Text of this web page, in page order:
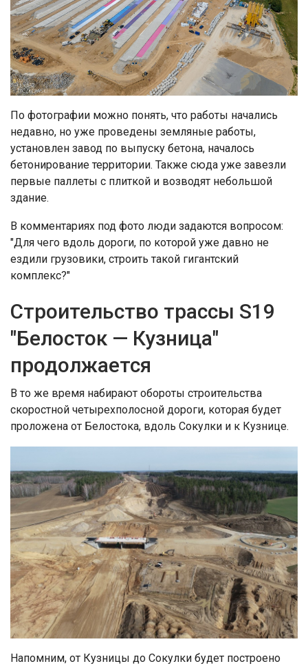
По фотографии можно понять, что работы начались
недавно, но уже проведены земляные работы,
установлен завод по выпуску бетона, началось
бетонирование территории. Также сюда уже завезли
первые паллеты с плиткой и возводят небольшой
здание.
В комментариях под фото люди задаются вопросом:
"Для чего вдоль дороги, по которой уже давно не
ездили грузовики, строить такой гигантский
комплекс?"
Строительство трассы S19
"Белосток — Кузница"
продолжается
В то же время набирают обороты строительства
скоростной четырехполосной дороги, которая будет
проложена от Белостока, вдоль Сокулки и к Кузнице.
Напомним, от Кузницы до Сокулки будет построено